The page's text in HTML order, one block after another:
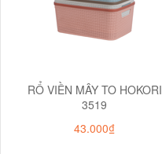
RỔ VIỀN MÂY TO HOKORI
3519
43.000₫